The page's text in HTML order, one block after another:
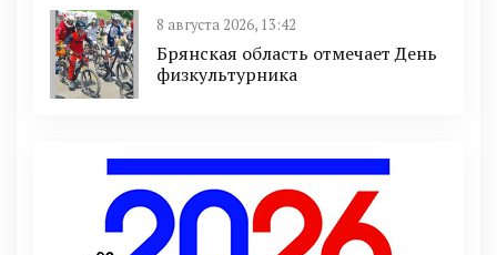
8 августа 2026, 13:42
Брянская область отмечает День
физкультурника